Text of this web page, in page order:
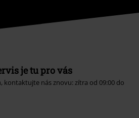
je tu pro vás
kontaktujte nás znovu: zítra od 09:00 do